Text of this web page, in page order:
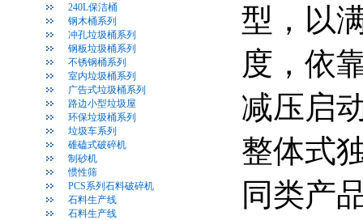
240L保洁桶
钢木桶系列
冲孔垃圾桶系列
钢板垃圾桶系列
不锈钢桶系列
室内垃圾桶系列
广告式垃圾桶系列
路边小型垃圾屋
环保垃圾桶系列
垃圾车系列
碓磕式破碎机
制砂机
惯性筛
PCS系列石料破碎机
石料生产线
石料生产线
型，以
度，依
减压启
整体式
同类产